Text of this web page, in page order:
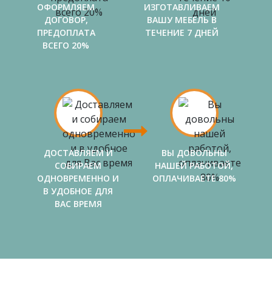
ОФОРМЛЯЕМ
ДОГОВОР,
ПРЕДОПЛАТА
ВСЕГО 20%
ИЗГОТАВЛИВАЕМ
ВАШУ МЕБЕЛЬ В
ТЕЧЕНИЕ 7 ДНЕЙ
ДОСТАВЛЯЕМ И
СОБИРАЕМ
ОДНОВРЕМЕННО И
В УДОБНОЕ ДЛЯ
ВАС ВРЕМЯ
ВЫ ДОВОЛЬНЫ
НАШЕЙ РАБОТОЙ,
ОПЛАЧИВАЕТЕ 80%